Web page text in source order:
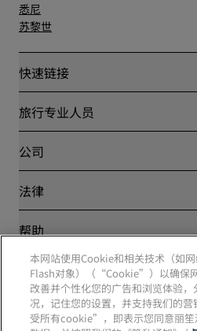
悉尼
苏黎世
快速链接
丽赏会
Blog
目的地
丽笙酒店集团APP
体育认证酒店
家庭友好型酒店
旅行专业人员
合作伙伴
公司
丽笙酒店集团
工作机会 RHG
工作机会 PPHE
工作机会 EHL
The Club by RHG
发展机会
责任经营
采购
法律
隐私中心
丽赏会条款和条件
网站使用协议
数字无障碍
现代奴隶制声明
帮助
消费者警示
联系方式
常见问题
网站地图
社交媒体
丽笙酒店集团品牌
本网站使用Cookie和相关技术（如
Flash对象）（“Cookie”）以确保
改善并个性化您的广告和浏览体验
况，记住您的设置，并支持我们的
受所有cookie”，即表示您同意丽笙